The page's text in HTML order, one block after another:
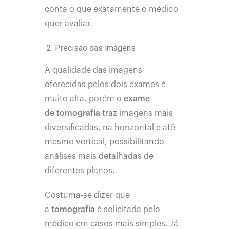
conta o que exatamente o médico
quer avaliar.
Precisão das imagens
A qualidade das imagens
oferecidas pelos dois exames é
muito alta, porém oexame
de tomografiatraz imagens mais
diversificadas, na horizontal e até
mesmo vertical, possibilitando
análises mais detalhadas de
diferentes planos.
Costuma-se dizer que
atomografiaé solicitada pelo
médico em casos mais simples. Já